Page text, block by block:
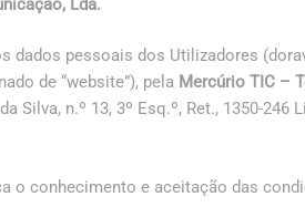
dados pessoais dos Utilizadores
de “website”), pela Mercúrio TIC –
Silva, n.º 13, 3º Esq.º, Ret., 1350-
o conhecimento e aceitação das